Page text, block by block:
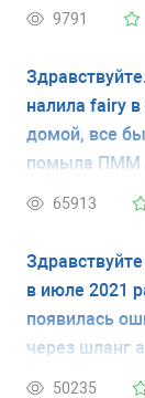
мастера?
9791
налила fairy
домой, все
помыла ПММ
она очень
уже третий
ли оживить
65913
в июле 2021
появилась
через шланг
50235